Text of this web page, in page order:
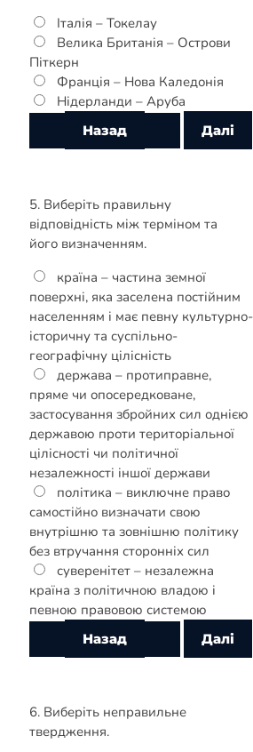
Італія – Токелау
Велика Британія – Острови
Піткерн
Франція – Нова Каледонія
Нідерланди – Аруба
5. Виберіть правильну
відповідність між терміном та
його визначенням.
країна – частина земної
поверхні, яка заселена постійним
населенням і має певну культурно-
історичну та суспільно-
географічну цілісність
держава – протиправне,
пряме чи опосередковане,
застосування збройних сил однією
державою проти територіальної
цілісності чи політичної
незалежності іншої держави
політика – виключне право
самостійно визначати свою
внутрішню та зовнішню політику
без втручання сторонніх сил
суверенітет – незалежна
країна з політичною владою і
певною правовою системою
6. Виберіть неправильне
твердження.